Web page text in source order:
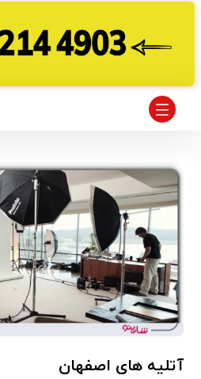
آتلیه های اصفهان